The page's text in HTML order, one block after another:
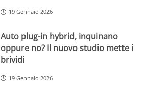
19 Gennaio 2026
Auto plug-in hybrid, inquinano
oppure no? Il nuovo studio mette i
brividi
19 Gennaio 2026